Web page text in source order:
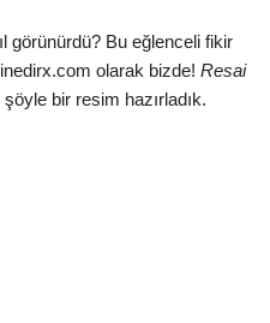
görünürdü? Bu eğlenceli fikir
olarak bizde!Resai
bir resim hazırladık.